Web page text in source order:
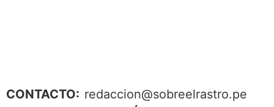
CONTACTO: redaccion@sobreelrastro.pe